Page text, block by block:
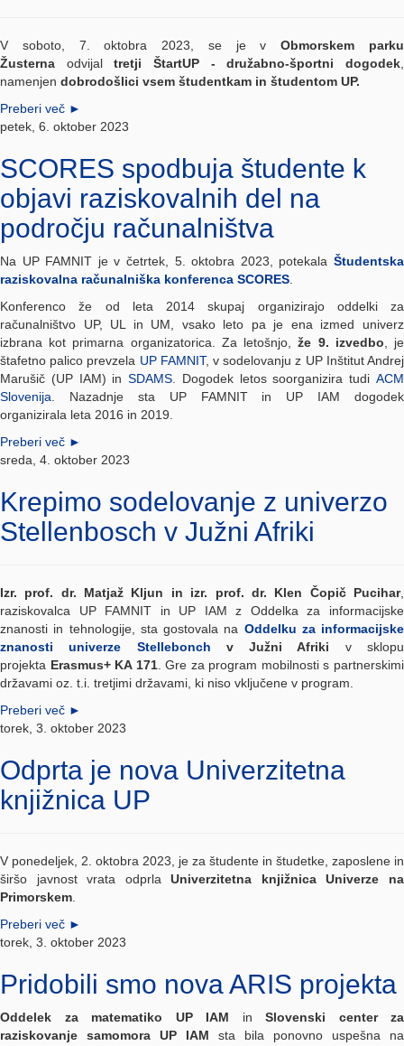
V soboto, 7. oktobra 2023, se je vObmorskem parku
Žusterna odvijaltretji ŠtartUP - družabno-športni dogodek
namenjen dobrodošlici vsem študentkam in študentom UP.
Preberi več ►
petek, 6. oktober 2023
SCORES spodbuja študente k
objavi raziskovalnih del na
področju računalništva
Na UP FAMNIT je v četrtek, 5. oktobra 2023, potekala Študentska
raziskovalna računalniška konferenca SCORES
Konferenco že od leta 2014 skupaj organizirajo oddelki za
računalništvo UP, UL in UM, vsako leto pa je ena izmed univerz
izbrana kot primarna organizatorica. Za letošnjo,že 9. izvedbo , je
štafetno palico prevzela UP FAMNIT, v sodelovanju z UP Inštitut Andrej
Marušič (UP IAM) inSDAMS . Dogodek letos soorganizira tudiACM
Slovenija . Nazadnje sta UP FAMNIT in UP IAM dogodek
organizirala leta 2016 in 2019.
Preberi več ►
sreda, 4. oktober 2023
Krepimo sodelovanje z univerzo
Stellenbosch v Južni Afriki
Izr. prof. dr. Matjaž Kljun in izr. prof. dr. Klen Čopič Pucihar,
raziskovalca UP FAMNIT in UP IAM z Oddelka za informacijske
znanosti in tehnologije, sta gostovala na Oddelku za informacijske
znanosti univerze Stellebonch v Južni Afriki v sklopu
projekta Erasmus+ KA 171. Gre za program mobilnosti s partnerskimi
državami oz. t.i. tretjimi državami, ki niso vključene v program.
Preberi več ►
torek, 3. oktober 2023
Odprta je nova Univerzitetna
knjižnica UP
V ponedeljek, 2. oktobra 2023, je za študente in študetke, zaposlene in
širšo javnost vrata odprlaUniverzitetna knjižnica Univerze na
Primorskem
Preberi več ►
torek, 3. oktober 2023
Pridobili smo nova ARIS projekta
Oddelek za matematiko UP IAM in Slovenski center za
raziskovanje samomora UP IAM sta bila ponovno uspešna na